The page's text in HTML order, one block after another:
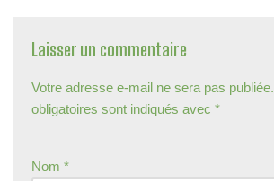
Laisser un commentaire
Votre adresse e-mail ne sera pas publiée.
obligatoires sont indiqués avec *
Nom *